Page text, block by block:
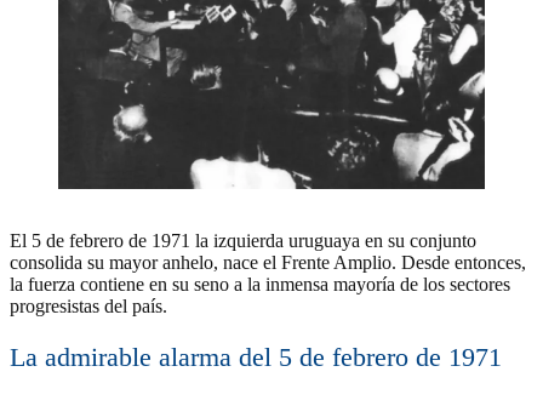
El 5 de febrero de 1971 la izquierda uruguaya en su conjunto
consolida su mayor anhelo, nace el Frente Amplio. Desde entonces,
la fuerza contiene en su seno a la inmensa mayoría de los sectores
progresistas del país.
La admirable alarma del 5 de febrero de 1971